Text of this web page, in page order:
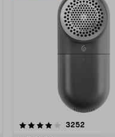
3252
4.5av 5 stjärnor